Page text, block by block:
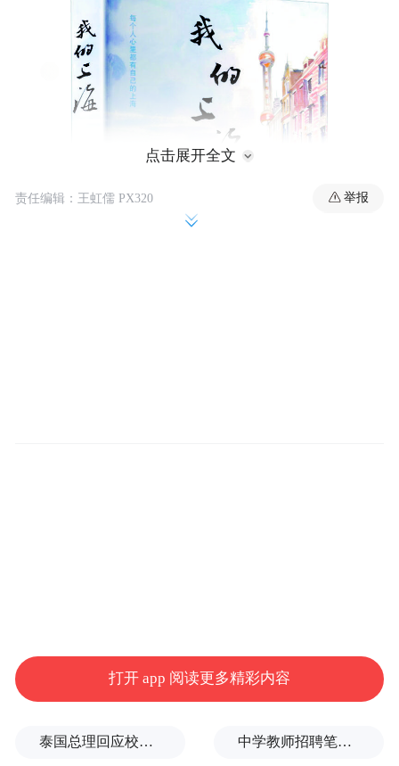
的迁徙之路与起伏人生。每个篇章故事隐然
有联系，围绕“迁徙”与“边疆底色”从容铺
大上海”的深度讲述，随着她的叙述，既能看
点击展开全文
责任编辑：王虹儒 PX320 举报
打开 app 阅读更多精彩内容
泰国总理回应校园枪击事件：这是很不幸的事情 中学教师招聘笔试前13名被淘汰，后5名进体检，官方通报